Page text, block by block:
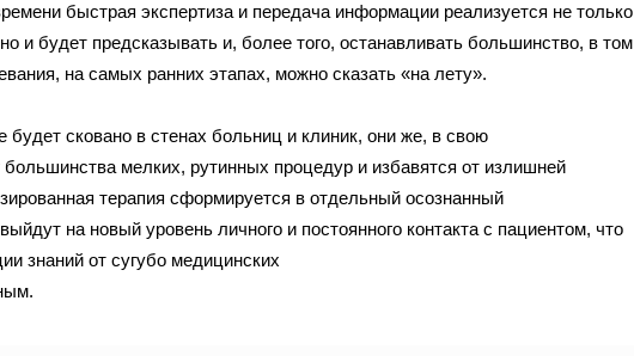
быстрая экспертиза и передача информации реализуется не только
и будет предсказывать и, более того, останавливать большинство, в том
на самых ранних этапах, можно сказать «на лету».
будет сковано в стенах больниц и клиник, они же, в свою
большинства мелких, рутинных процедур и избавятся от излишней
терапия сформируется в отдельный осознанный
на новый уровень личного и постоянного контакта с пациентом, что
знаний от сугубо медицинских